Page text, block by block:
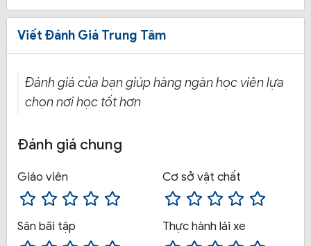
4. Khi đăng ký tại trung tâm cần hồ sơ, thủ
Giấy tờ làm hồ sơ đăng ký học thi lái xe gồm:
10 hình 3×4 và 1 chứng minh nhân dân hoặc hộ
Giấy khám sức khỏe học lái xe khám tại bệnh viện
Viết Đánh Giá Trung Tâm
Đánh giá của bạn giúp hàng ngàn học viên lựa
chọn nơi học tốt hơn
Đánh giá chung
Giáo viên Cơ sở vật chất
Sân bãi tập Thực hành lái xe